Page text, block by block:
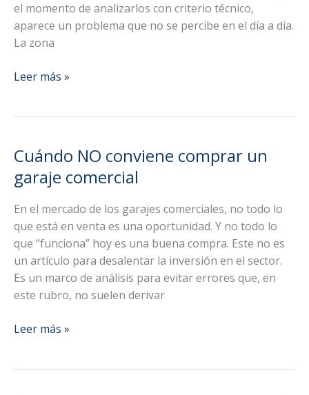
el momento de analizarlos con criterio técnico,
aparece un problema que no se percibe en el día a día.
La zona
Garajes
el
riesgo
que
erosiona
valor
Leer más »
Cuándo NO conviene comprar un
garaje comercial
En el mercado de los garajes comerciales, no todo lo
que está en venta es una oportunidad. Y no todo lo
que “funciona” hoy es una buena compra. Este no es
un artículo para desalentar la inversión en el sector.
Es un marco de análisis para evitar errores que, en
este rubro, no suelen derivar
Cuándo
Leer más »